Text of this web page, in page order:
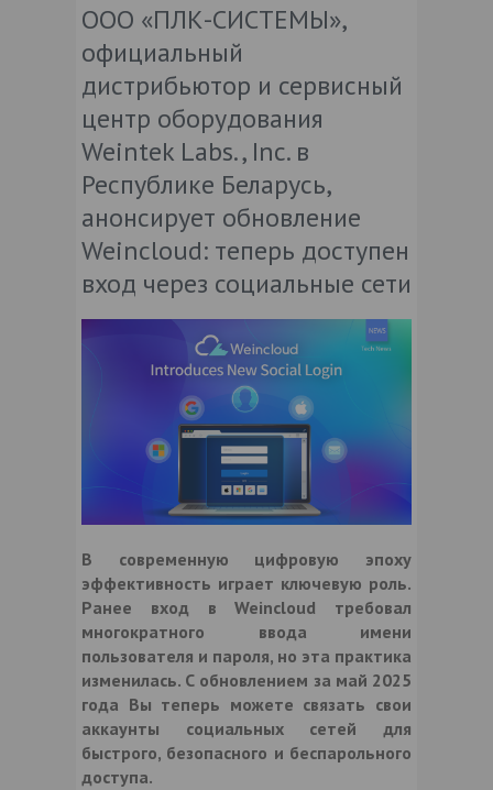
ООО «ПЛК-СИСТЕМЫ»,
официальный
дистрибьютор и сервисный
центр оборудования
Weintek Labs., Inc. в
Республике Беларусь,
анонсирует обновление
Weincloud: теперь доступен
вход через социальные сети
В современную цифровую эпоху
эффективность играет ключевую роль.
Ранее вход в Weincloud требовал
многократного ввода имени
пользователя и пароля, но эта практика
изменилась. С обновлением за май 2025
года Вы теперь можете связать свои
аккаунты социальных сетей для
быстрого, безопасного и беспарольного
доступа.